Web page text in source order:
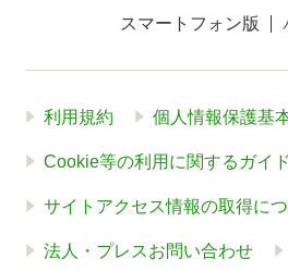
スマートフォン版
利用規約 個人情報保護基
Cookie等の利用に関するガイ
サイトアクセス情報の取得に
法人・プレスお問い合わせ